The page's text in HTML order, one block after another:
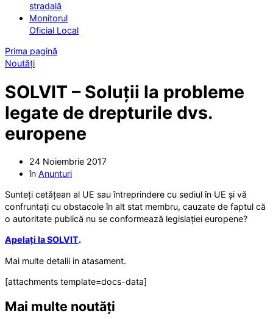
stradală
Monitorul
Oficial Local
Prima pagină
Noutăți
SOLVIT – Soluții la probleme
legate de drepturile dvs.
europene
24 Noiembrie 2017
în Anunturi
Sunteți cetățean al UE sau întreprindere cu sediul în UE și vă
confruntați cu obstacole în alt stat membru, cauzate de faptul că
o autoritate publică nu se conformează legislației europene?
Apelați la SOLVIT.
Mai multe detalii in atasament.
[attachments template=docs-data]
Mai multe noutăți